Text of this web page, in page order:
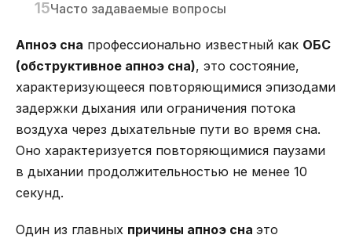
Часто задаваемые вопросы
Апноэ сна профессионально известный как ОБС
(обструктивное апноэ сна), это состояние,
характеризующееся повторяющимися эпизодами
задержки дыхания или ограничения потока
воздуха через дыхательные пути во время сна.
Оно характеризуется повторяющимися паузами
в дыхании продолжительностью не менее 10
секунд.
Один из главных причины апноэ сна это